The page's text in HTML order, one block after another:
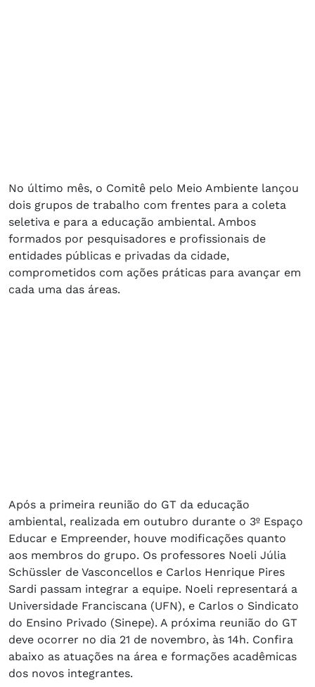
No último mês, o Comitê pelo Meio Ambiente lançou
dois grupos de trabalho com frentes para a coleta
seletiva e para a educação ambiental. Ambos
formados por pesquisadores e profissionais de
entidades públicas e privadas da cidade,
comprometidos com ações práticas para avançar em
cada uma das áreas.
Após a primeira reunião do GT da educação
ambiental, realizada em outubro durante o 3º Espaço
Educar e Empreender, houve modificações quanto
aos membros do grupo. Os professores Noeli Júlia
Schüssler de Vasconcellos e Carlos Henrique Pires
Sardi passam integrar a equipe. Noeli representará a
Universidade Franciscana (UFN), e Carlos o Sindicato
do Ensino Privado (Sinepe). A próxima reunião do GT
deve ocorrer no dia 21 de novembro, às 14h. Confira
abaixo as atuações na área e formações acadêmicas
dos novos integrantes.